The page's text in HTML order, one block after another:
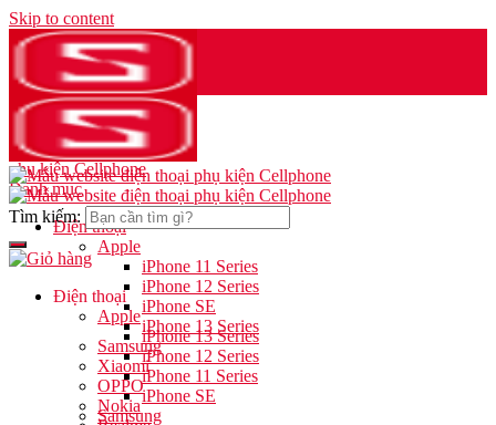
Skip to content
Danh mục
Điện thoại
Apple
iPhone 11 Series
iPhone 12 Series
iPhone SE
iPhone 13 Series
Samsung
Xiaomi
OPPO
Nokia
Tìm kiếm:
Điện thoại
Apple
iPhone 13 Series
iPhone 12 Series
iPhone 11 Series
iPhone SE
Samsung